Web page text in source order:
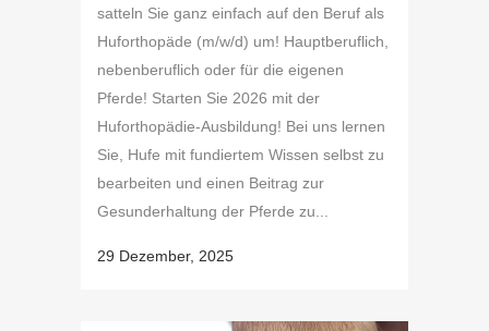
satteln Sie ganz einfach auf den Beruf als
Huforthopäde (m/w/d) um! Hauptberuflich,
nebenberuflich oder für die eigenen
Pferde! Starten Sie 2026 mit der
Huforthopädie-Ausbildung! Bei uns lernen
Sie, Hufe mit fundiertem Wissen selbst zu
bearbeiten und einen Beitrag zur
Gesunderhaltung der Pferde zu...
29 Dezember, 2025